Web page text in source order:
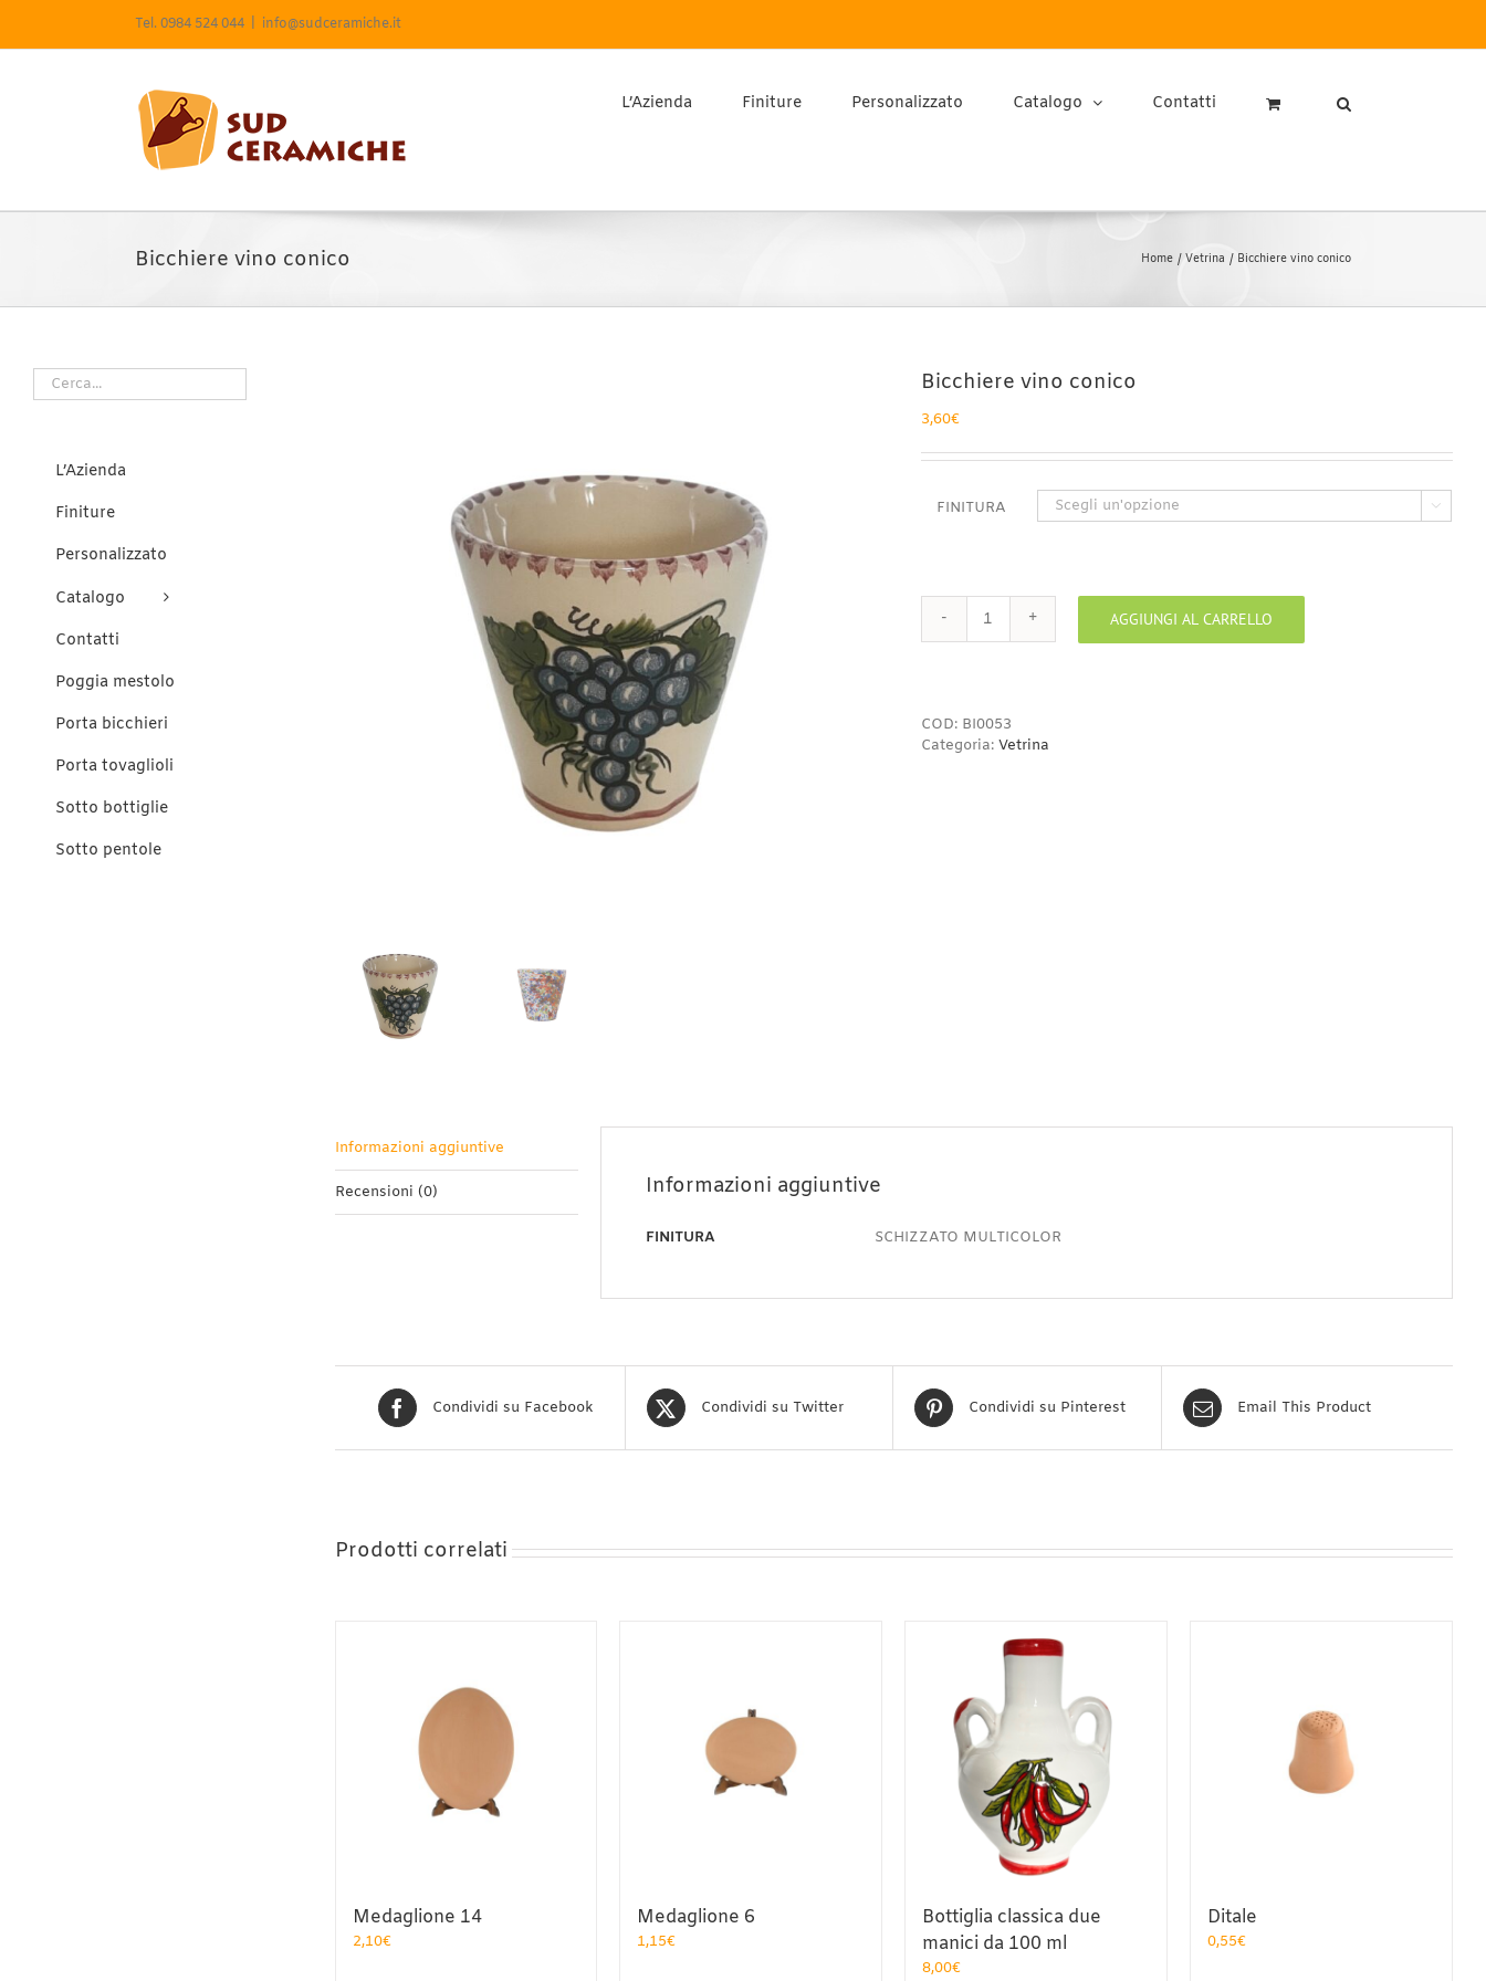
contenuto
Tel. 0984 524 044 info@sudceramiche.it
L’Azienda Finiture Personalizzato Catalogo Contatti
Bicchiere vino conico Home Vetrina Bicchiere vino conico
Bicchiere vino conico
3,60€
FINITURA 
Bicchiere
AGGIUNGI AL CARRELLO
COD: BI0053
Categoria: Vetrina
Informazioni aggiuntive
Recensioni (0) Informazioni aggiuntive
FINITURA SCHIZZATO MULTICOLOR
Condividi su Facebook Condividi su Twitter Condividi su Pinterest Email This Product
Prodotti correlati
Medaglione 14
2,10€
Medaglione 6
1,15€
Bottiglia classica due
manici da 100 ml
8,00€
Ditale
0,55€
L’Azienda
Finiture
Personalizzato
Catalogo
Contatti
Poggia mestolo
Porta bicchieri
Porta tovaglioli
Sotto bottiglie
Sotto pentole